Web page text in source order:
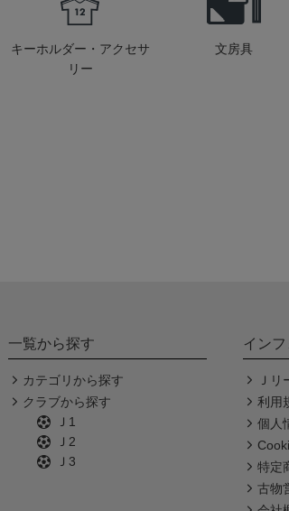
キーホルダー・アクセサ
リー
文房具
一覧から探す
カテゴリから探す
クラブから探す
Ｊ1
Ｊ2
Ｊ3
イン
Ｊ
利用
個人
特定
古物